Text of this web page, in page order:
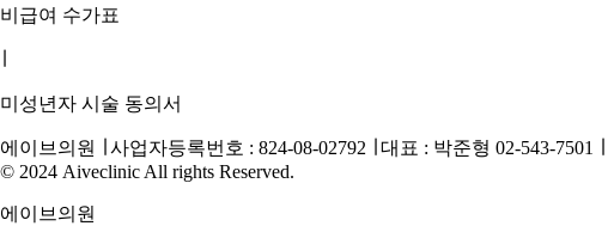
비급여 수가표
미성년자 시술 동의서
에이브의원 ∣ 사업자등록번호 : 824-08-02792 ∣ 대표 : 박준형 02-543-7501 ∣
© 2024 Aiveclinic All rights Reserved.
에이브의원